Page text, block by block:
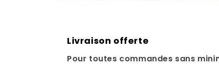
Livraison offerte
Pour toutes commandes sans